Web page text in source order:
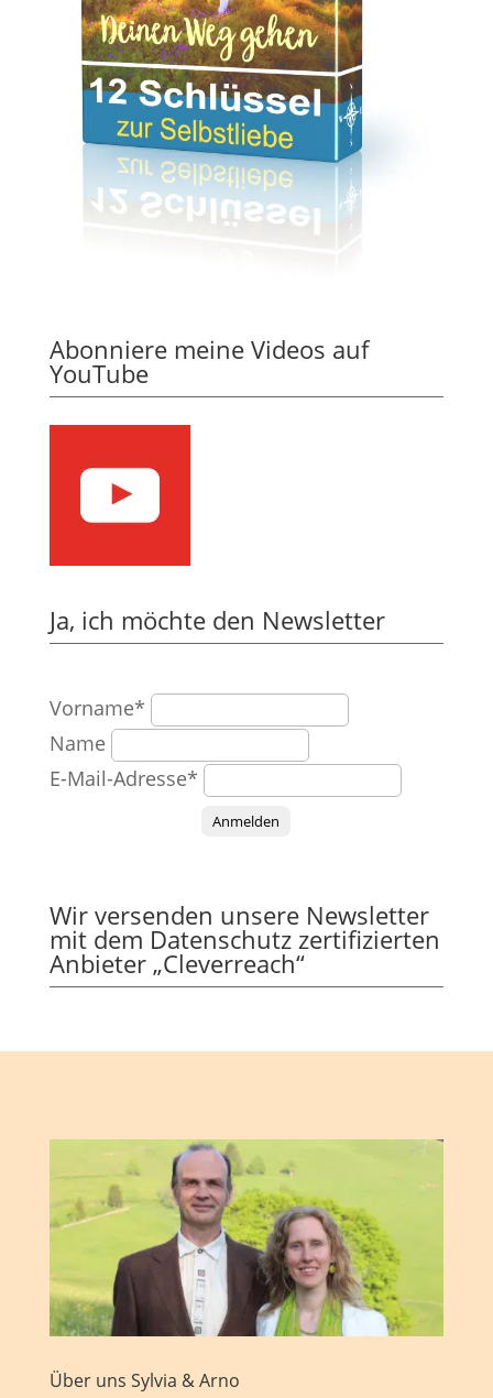
Abonniere meine Videos auf
YouTube
Ja, ich möchte den Newsletter
Vorname*
Name
E-Mail-Adresse*
Anmelden
Wir versenden unsere Newsletter
mit dem Datenschutz zertifizierten
Anbieter „Cleverreach“
Über uns Sylvia & Arno